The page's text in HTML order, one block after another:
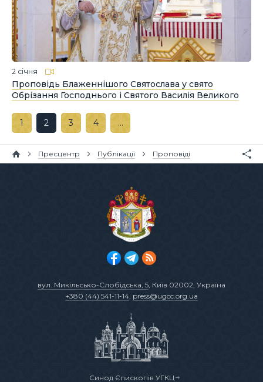
2 січня
Проповідь Блаженнішого Святослава у свято
Обрізання Господнього і Святого Василія Великого
1 2 3 4 …
Пресцентр Публікації Проповіді
вул. Микільсько-Слобідська, 5, Київ 02002, Україна
+380 (44) 541-11-14, press@ugcc.org.ua
Синод Єпископів УГКЦ